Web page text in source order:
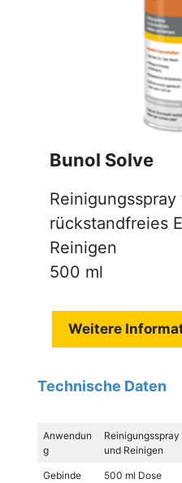
Bunol Solve
Reinigungsspray
rückstandfreies
Reinigen
500 ml
Weitere
Technische Daten
Anwendun
g
und Reinigen
Gebinde 500 ml Dose